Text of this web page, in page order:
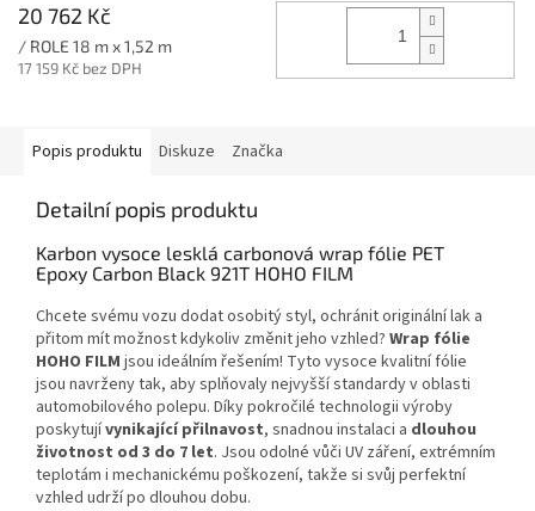
20 762 Kč
/ ROLE 18 m x 1,52 m
17 159 Kč bez DPH
Popis produktu Diskuze Značka
Detailní popis produktu
Karbon vysoce lesklá carbonová wrap fólie PET
Epoxy Carbon Black 921T HOHO FILM
Chcete svému vozu dodat osobitý styl, ochránit originální lak a
přitom mít možnost kdykoliv změnit jeho vzhled? Wrap fólie
HOHO FILM jsou ideálním řešením! Tyto vysoce kvalitní fólie
jsou navrženy tak, aby splňovaly nejvyšší standardy v oblasti
automobilového polepu. Díky pokročilé technologii výroby
poskytujívynikající přilnavost, snadnou instalaci a dlouhou
životnost od 3 do 7 let. Jsou odolné vůči UV záření, extrémním
teplotám i mechanickému poškození, takže si svůj perfektní
vzhled udrží po dlouhou dobu.